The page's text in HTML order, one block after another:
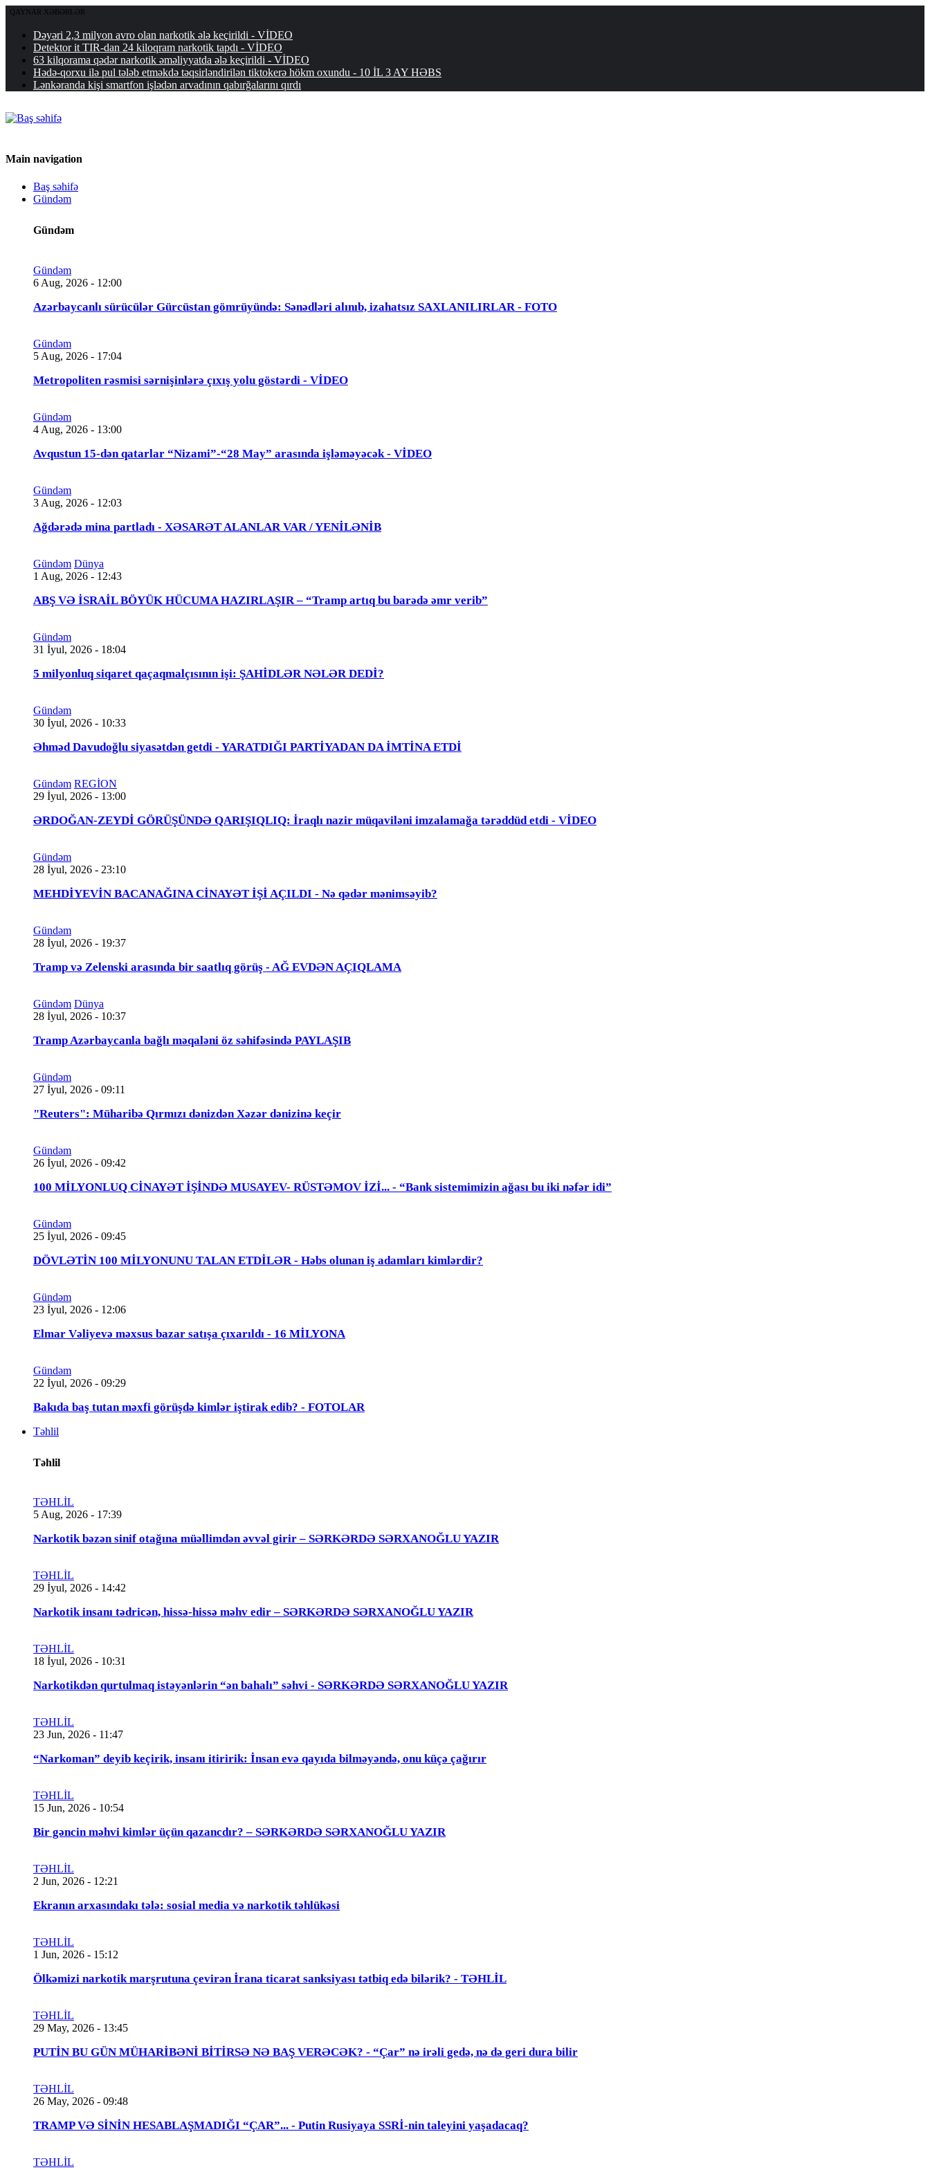
QAYNAR XƏBƏRLƏR
Dəyəri 2,3 milyon avro olan narkotik ələ keçirildi - VİDEO
Detektor it TIR-dan 24 kiloqram narkotik tapdı - VİDEO
63 kilqorama qədər narkotik əməliyyatda ələ keçirildi - VİDEO
Hədə-qorxu ilə pul tələb etməkdə təqsirləndirilən tiktokerə hökm oxundu - 10 İL 3 AY HƏBS
Lənkəranda kişi smartfon işlədən arvadının qabırğalarını qırdı
Main navigation
Baş səhifə
Gündəm
Gündəm
Gündəm
6 Aug, 2026 - 12:00
Azərbaycanlı sürücülər Gürcüstan gömrüyündə: Sənədləri alınıb, izahatsız SAXLANILIRLAR - FOTO
Gündəm
5 Aug, 2026 - 17:04
Metropoliten rəsmisi sərnişinlərə çıxış yolu göstərdi - VİDEO
Gündəm
4 Aug, 2026 - 13:00
Avqustun 15-dən qatarlar “Nizami”-“28 May” arasında işləməyəcək - VİDEO
Gündəm
3 Aug, 2026 - 12:03
Ağdərədə mina partladı - XƏSARƏT ALANLAR VAR / YENİLƏNİB
Gündəm Dünya
1 Aug, 2026 - 12:43
ABŞ VƏ İSRAİL BÖYÜK HÜCUMA HAZIRLAŞIR – “Tramp artıq bu barədə əmr verib”
Gündəm
31 İyul, 2026 - 18:04
5 milyonluq siqaret qaçaqmalçısının işi: ŞAHİDLƏR NƏLƏR DEDİ?
Gündəm
30 İyul, 2026 - 10:33
Əhməd Davudoğlu siyasətdən getdi - YARATDIĞI PARTİYADAN DA İMTİNA ETDİ
Gündəm REGİON
29 İyul, 2026 - 13:00
ƏRDOĞAN-ZEYDİ GÖRÜŞÜNDƏ QARIŞIQLIQ: İraqlı nazir müqaviləni imzalamağa tərəddüd etdi - VİDEO
Gündəm
28 İyul, 2026 - 23:10
MEHDİYEVİN BACANAĞINA CİNAYƏT İŞİ AÇILDI - Nə qədər mənimsəyib?
Gündəm
28 İyul, 2026 - 19:37
Tramp və Zelenski arasında bir saatlıq görüş - AĞ EVDƏN AÇIQLAMA
Gündəm Dünya
28 İyul, 2026 - 10:37
Tramp Azərbaycanla bağlı məqaləni öz səhifəsində PAYLAŞIB
Gündəm
27 İyul, 2026 - 09:11
"Reuters": Müharibə Qırmızı dənizdən Xəzər dənizinə keçir
Gündəm
26 İyul, 2026 - 09:42
100 MİLYONLUQ CİNAYƏT İŞİNDƏ MUSAYEV- RÜSTƏMOV İZİ... - “Bank sistemimizin ağası bu iki nəfər idi”
Gündəm
25 İyul, 2026 - 09:45
DÖVLƏTİN 100 MİLYONUNU TALAN ETDİLƏR - Həbs olunan iş adamları kimlərdir?
Gündəm
23 İyul, 2026 - 12:06
Elmar Vəliyevə məxsus bazar satışa çıxarıldı - 16 MİLYONA
Gündəm
22 İyul, 2026 - 09:29
Bakıda baş tutan məxfi görüşdə kimlər iştirak edib? - FOTOLAR
Təhlil
Təhlil
TƏHLİL
5 Aug, 2026 - 17:39
Narkotik bəzən sinif otağına müəllimdən əvvəl girir – SƏRKƏRDƏ SƏRXANOĞLU YAZIR
TƏHLİL
29 İyul, 2026 - 14:42
Narkotik insanı tədricən, hissə-hissə məhv edir – SƏRKƏRDƏ SƏRXANOĞLU YAZIR
TƏHLİL
18 İyul, 2026 - 10:31
Narkotikdən qurtulmaq istəyənlərin “ən bahalı” səhvi - SƏRKƏRDƏ SƏRXANOĞLU YAZIR
TƏHLİL
23 Jun, 2026 - 11:47
“Narkoman” deyib keçirik, insanı itiririk: İnsan evə qayıda bilməyəndə, onu küçə çağırır
TƏHLİL
15 Jun, 2026 - 10:54
Bir gəncin məhvi kimlər üçün qazancdır? – SƏRKƏRDƏ SƏRXANOĞLU YAZIR
TƏHLİL
2 Jun, 2026 - 12:21
Ekranın arxasındakı tələ: sosial media və narkotik təhlükəsi
TƏHLİL
1 Jun, 2026 - 15:12
Ölkəmizi narkotik marşrutuna çevirən İrana ticarət sanksiyası tətbiq edə bilərik? - TƏHLİL
TƏHLİL
29 May, 2026 - 13:45
PUTİN BU GÜN MÜHARİBƏNİ BİTİRSƏ NƏ BAŞ VERƏCƏK? - “Çar” nə irəli gedə, nə də geri dura bilir
TƏHLİL
26 May, 2026 - 09:48
TRAMP VƏ SİNİN HESABLAŞMADIĞI “ÇAR”... - Putin Rusiyaya SSRİ-nin taleyini yaşadacaq?
TƏHLİL